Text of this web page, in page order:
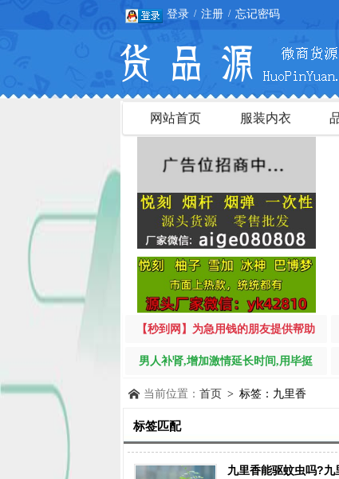
登录 / 注册 / 忘记密码
网站首页 服装内衣
【秒到网】为急用钱的朋友提供帮助
男人补肾,增加激情延长时间,用毕挺
当前位置： 首页 > 标签：九里香
标签匹配
九里香能驱蚊虫吗?九